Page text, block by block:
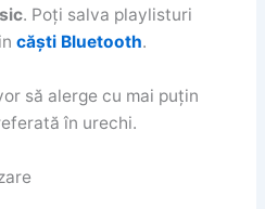
. Poți salva playlisturi
căști Bluetooth.
să alerge cu mai puțin
în urechi.